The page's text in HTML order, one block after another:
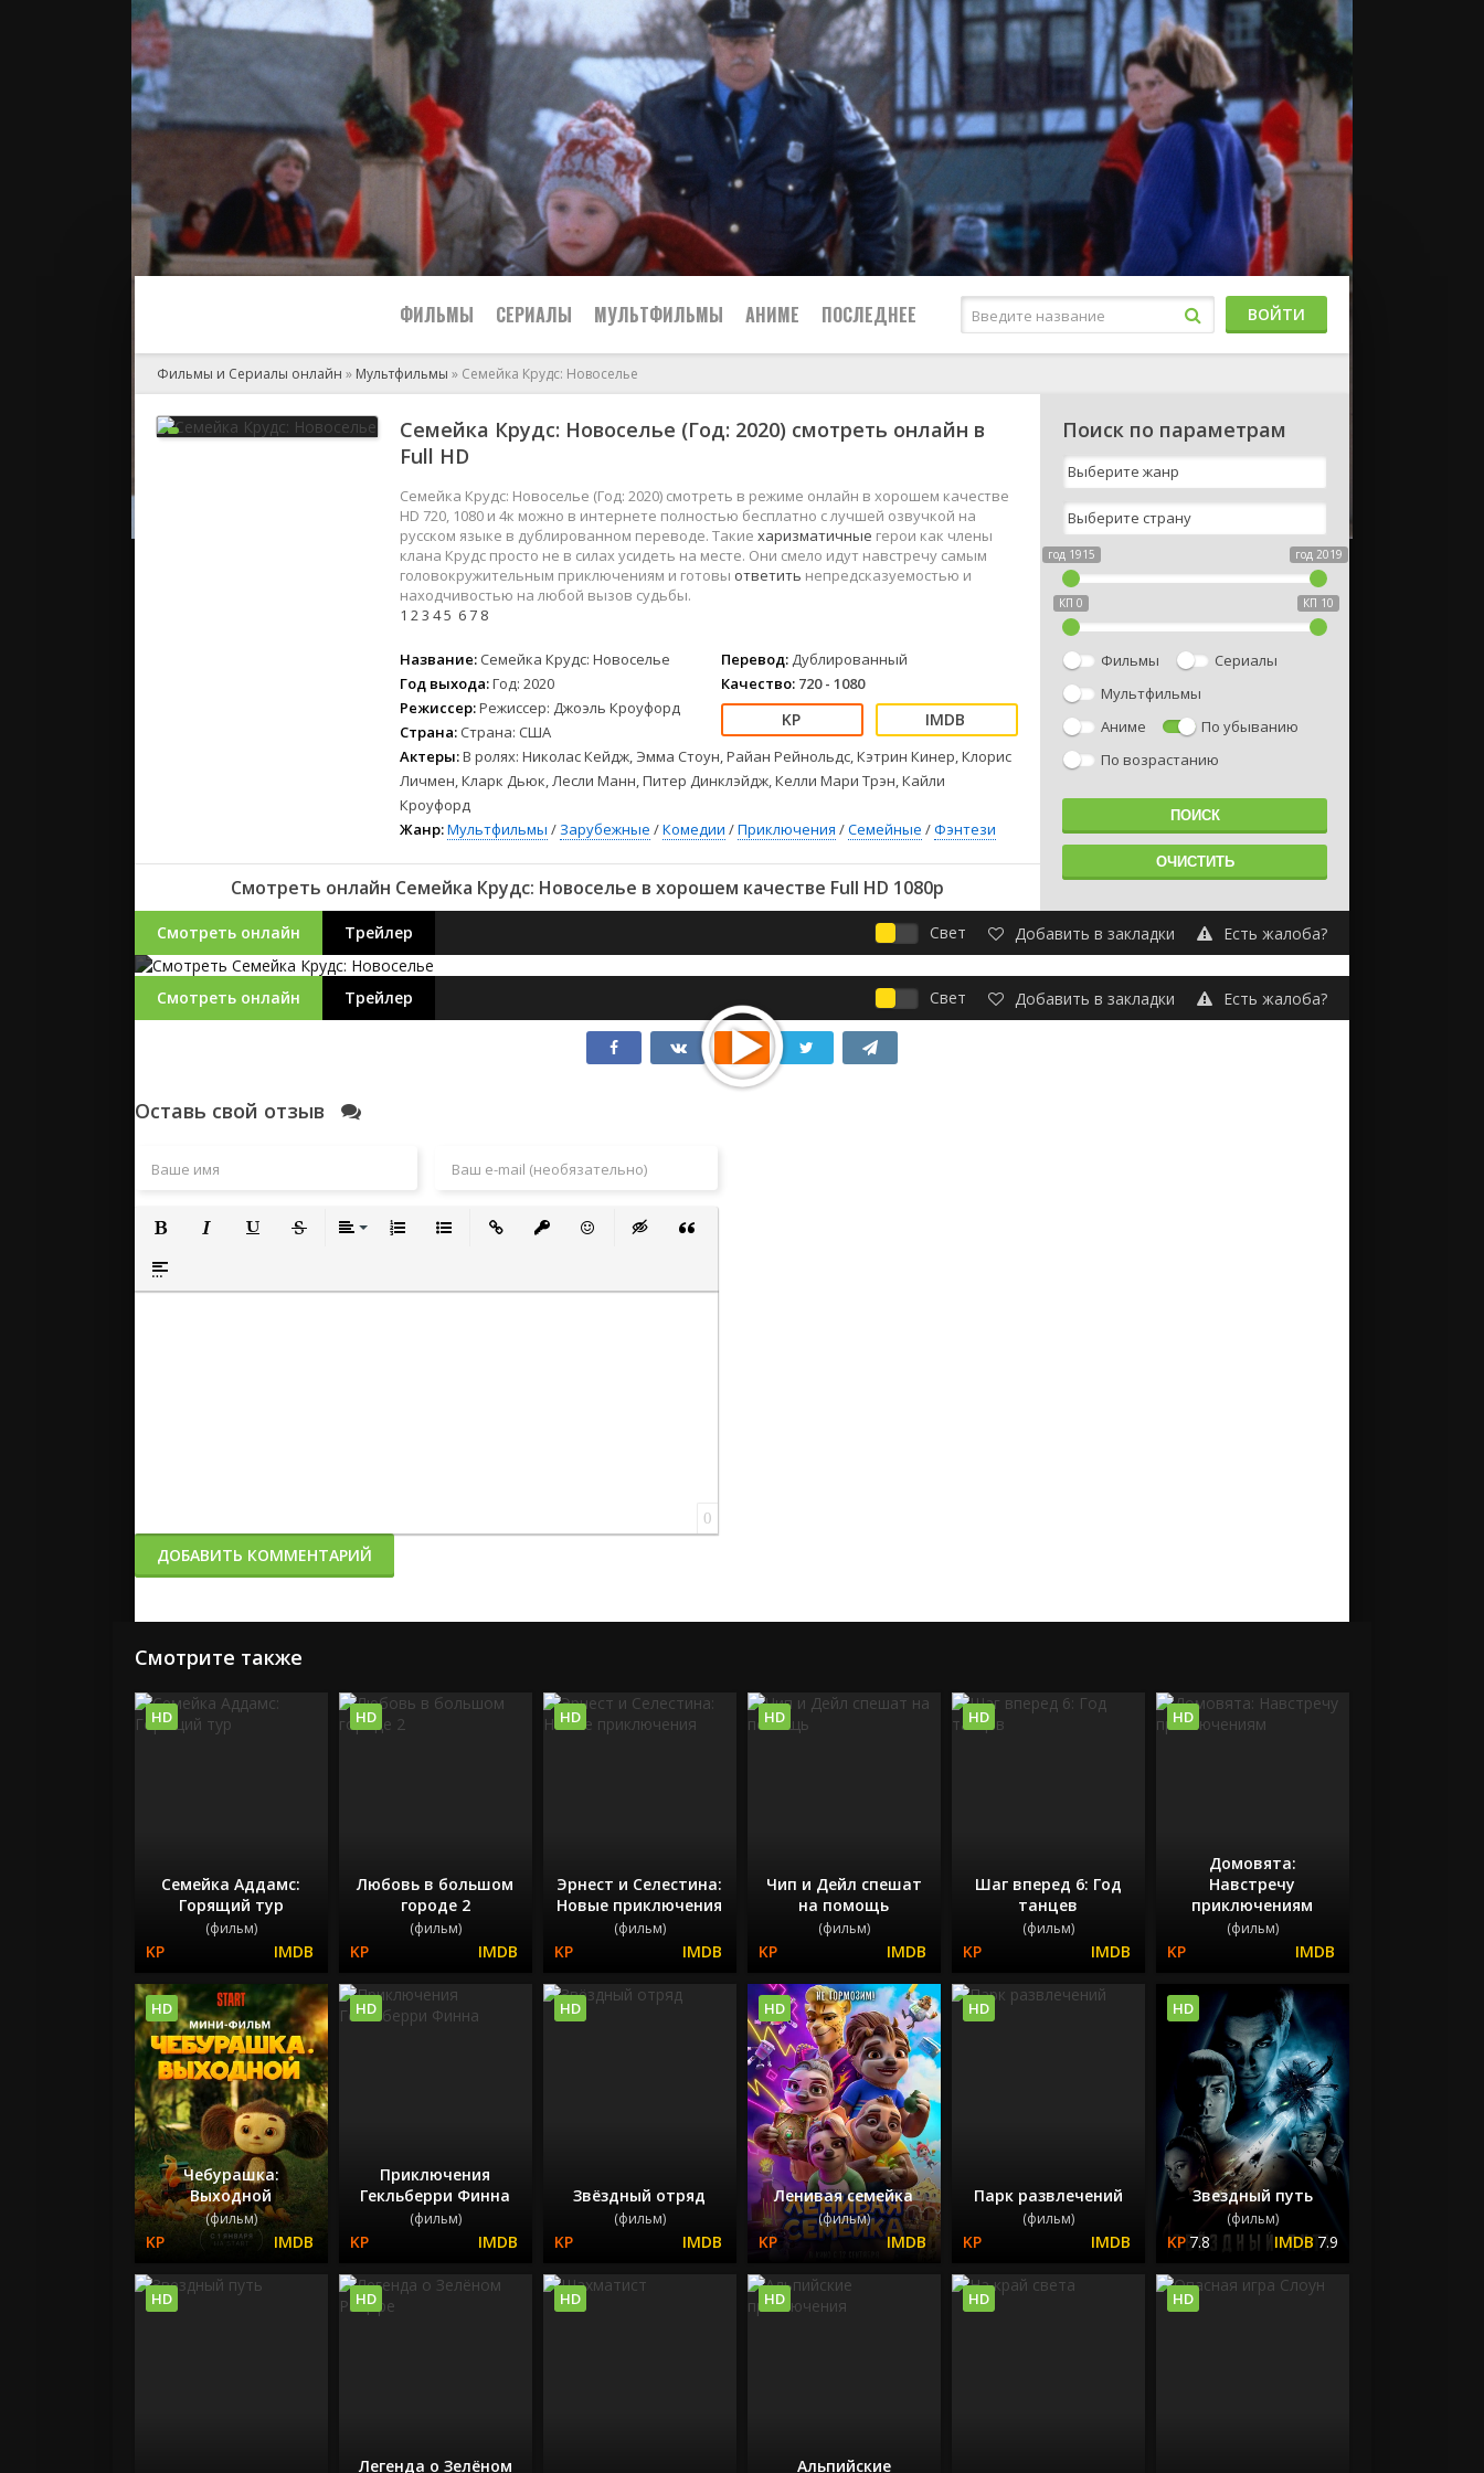
ФИЛЬМЫ
2024
2023
2022
2021
Русские
Зарубежные
Боевики
Детективы
Детские
Драмы
Комедии
Мелодрамы
Семейные
Спорт
Триллеры
Ужасы
СЕРИАЛЫ МУЛЬТФИЛЬМЫ АНИМЕ ПОСЛЕДНЕЕ
2023
2022
2021
Зарубежные
ВОЙТИ
Фильмы и Сериалы онлайн » Мультфильмы » Семейка Крудс: Новоселье
Семейка Крудс: Новоселье (Год: 2020) смотреть онлайн в
Full HD
Семейка Крудс: Новоселье (Год: 2020) смотреть в режиме онлайн в хорошем качестве
HD 720, 1080 и 4к можно в интернете полностью бесплатно с лучшей озвучкой на
русском языке в дублированном переводе. Такие харизматичные герои как члены
клана Крудс просто не в силах усидеть на месте. Они смело идут навстречу самым
головокружительным приключениям и готовы ответить непредсказуемостью и
находчивостью на любой вызов судьбы.
1 23 45 67 8
Название: Семейка Крудс: Новоселье
Год выхода:Год: 2020
Режиссер:Режиссер: Джоэль Кроуфорд
Страна: Страна: США
Перевод: Дублированный
Качество: 720 - 1080
Актеры:В ролях: Николас Кейдж, Эмма Стоун, Райан Рейнольдс, Кэтрин Кинер, Клорис
Личмен, Кларк Дьюк, Лесли Манн, Питер Динклэйдж, Келли Мари Трэн, Кайли
Кроуфорд
Жанр:Мультфильмы / Зарубежные /Комедии /Приключения /Семейные /Фэнтези
Смотреть онлайн Семейка Крудс: Новоселье в хорошем качестве Full HD 1080p
Поиск по параметрам
год 1915 год 2019
КП 0 КП 10
Фильмы
Сериалы
Мультфильмы
Аниме
По убыванию
По возрастанию
Смотреть онлайн Трейлер Свет Добавить в закладки Есть жалоба?
Смотреть онлайн Трейлер Свет Добавить в закладки Есть жалоба?
Оставь свой отзыв
Полужирный
Вставка спойлера
0
ДОБАВИТЬ КОММЕНТАРИЙ
Смотрите также
Семейка Аддамс:
Горящий тур
(фильм)
HD
Любовь в большом
городе 2
(фильм)
HD
Эрнест и Селестина:
Новые приключения
(фильм)
HD
Чип и Дейл спешат
на помощь
(фильм)
HD
Шаг вперед 6: Год
танцев
(фильм)
HD
Домовята:
Навстречу
приключениям
(фильм)
HD
Чебурашка:
Выходной
(фильм)
HD
Приключения
Гекльберри Финна
(фильм)
HD
Звёздный отряд
(фильм)
HD
Ленивая семейка
(фильм)
HD
Парк развлечений
(фильм)
HD
Звездный путь
(фильм)
7.8 7.9
HD
HD
Легенда о Зелёном
HD HD
Альпийские
HD HD HD